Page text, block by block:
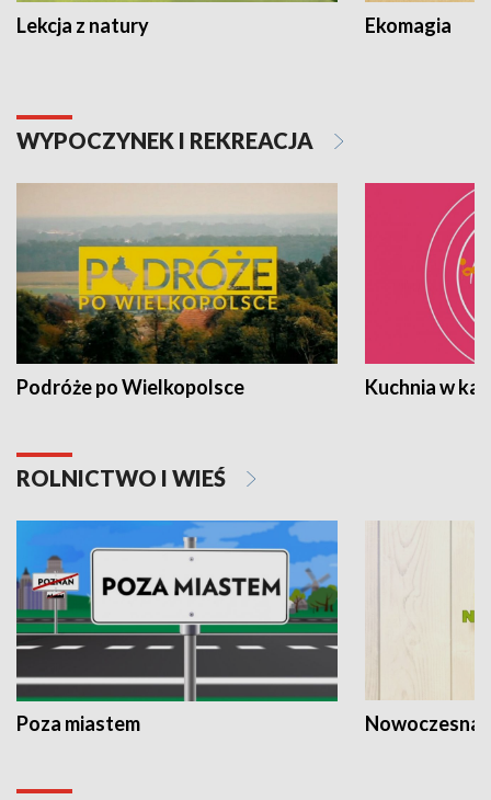
Lekcja z natury Ekomagia
WYPOCZYNEK I REKREACJA
Podróże po Wielkopolsce Kuchnia w
ROLNICTWO I WIEŚ
Poza miastem Nowoczesna